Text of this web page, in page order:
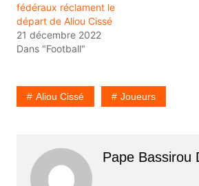
fédéraux réclament le
départ de Aliou Cissé
21 décembre 2022
Dans "Football"
Aliou Cissé Joueurs
Pape Bassirou